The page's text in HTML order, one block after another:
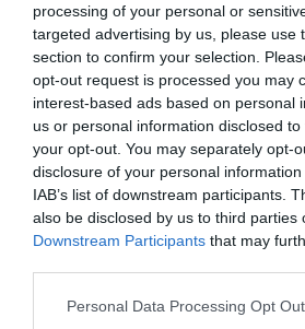
processing of your personal or
targeted advertising by us, please use
section to confirm your selection.
opt-out request is processed you may
interest-based ads based on personal
us or personal information disclosed
your opt-out. You may separately opt-
disclosure of your personal
IAB’s list of downstream participants.
also be disclosed by us to third parties
Downstream Participants that may
Personal Data Processing Opt
22 kN